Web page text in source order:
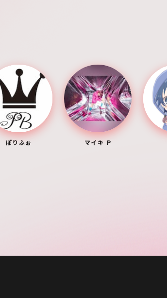
ぽりふぉ マイキ P